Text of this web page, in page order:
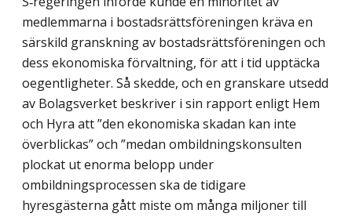
medlemmarna i bostadsrättsföreningen kräva en
särskild granskning av bostadsrättsföreningen och
dess ekonomiska förvaltning, för att i tid upptäcka
oegentligheter. Så skedde, och en grans­kare utsedd
av Bolagsverket beskriver i sin rapport enligt Hem
och Hyra att ”den ekonomiska skadan kan inte
överblickas” och ”medan ombildningskonsulten
plockat ut enorma belopp under
ombildningsprocessen ska de tidigare
hyresgästerna gått miste om många miljoner till